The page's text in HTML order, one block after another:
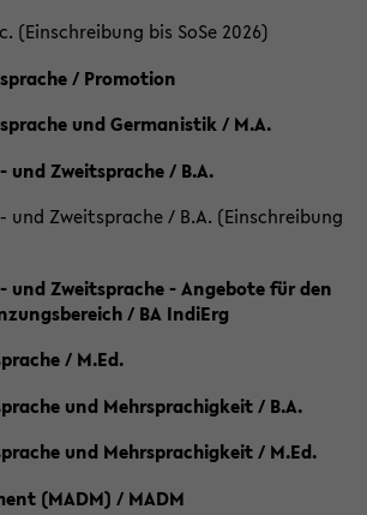
(Einschreibung bis SoSe 2026)
/ Promotion
und Germanistik / M.A.
und Zweitsprache / B.A.
und Zweitsprache / B.A. (Einschreibung
und Zweitsprache - Angebote für den
/ BA IndiErg
/ M.Ed.
und Mehrsprachigkeit / B.A.
und Mehrsprachigkeit / M.Ed.
(MADM) / MADM